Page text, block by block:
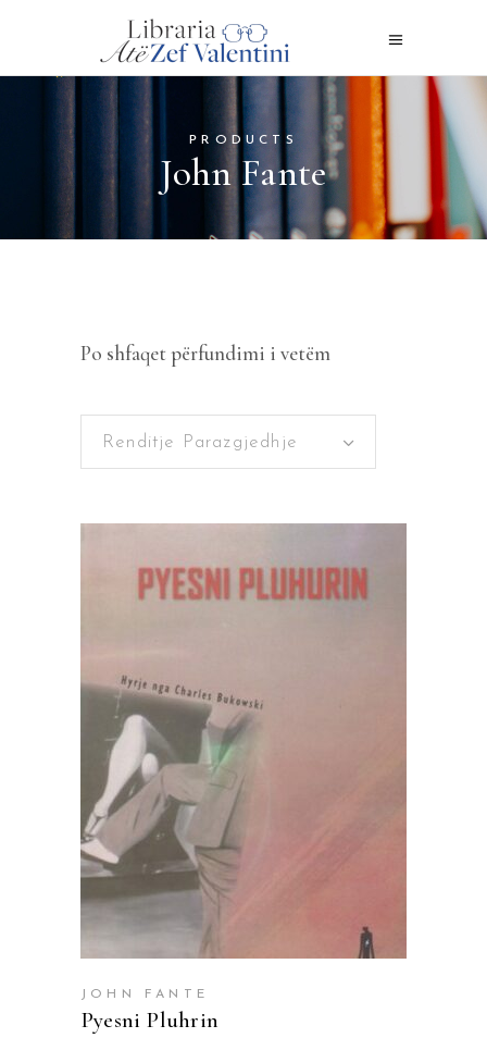
PRODUCTS
John Fante
Po shfaqet përfundimi i vetëm
Renditje Parazgjedhje
SHTOJE NË SHPORTË
JOHN FANTE
Pyesni Pluhrin